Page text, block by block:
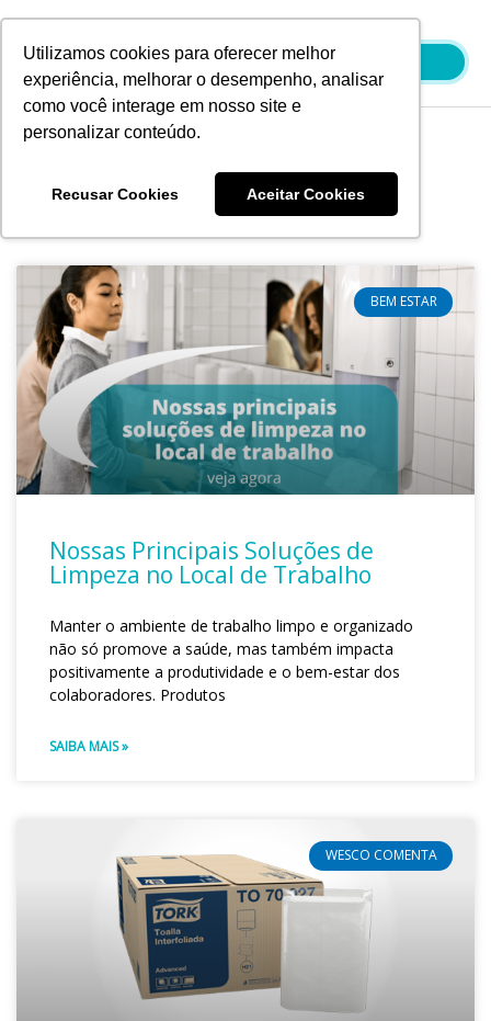
Utilizamos cookies para oferecer melhor
experiência, melhorar o desempenho, analisar
como você interage em nosso site e
personalizar conteúdo.
Recusar Cookies Aceitar Cookies
conteúdo
Blog
BEM ESTAR
Nossas Principais Soluções de
Limpeza no Local de Trabalho
Manter o ambiente de trabalho limpo e organizado
não só promove a saúde, mas também impacta
positivamente a produtividade e o bem-estar dos
colaboradores. Produtos
SAIBA MAIS »
WESCO COMENTA